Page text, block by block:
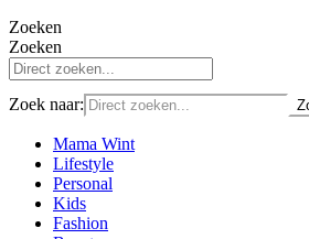
Zoeken
Zoeken
Zoek naar:
Mama Wint
Lifestyle
Personal
Kids
Fashion